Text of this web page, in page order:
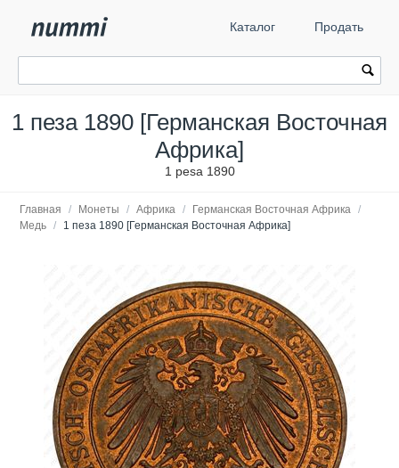
Каталог Продать
1 пеза 1890 [Германская Восточная
Африка]
1 pesa 1890
Главная / Монеты / Африка / Германская Восточная Африка /
Медь / 1 пеза 1890 [Германская Восточная Африка]